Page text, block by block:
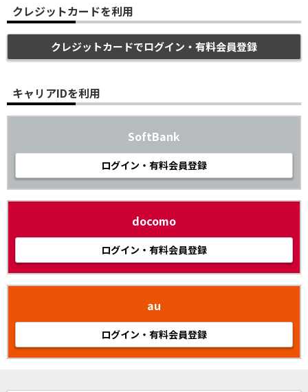
クレジットカードを利用
クレジットカードでログイン・有料会員登録
キャリアIDを利用
SoftBank
ログイン・有料会員登録
docomo
ログイン・有料会員登録
au
ログイン・有料会員登録